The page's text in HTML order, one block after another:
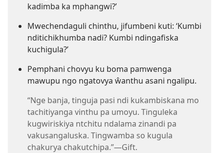
kadimba ka mphangwi?’
Mwechendaguli chinthu, jifumbeni kuti: ‘Kumbi
nditichikhumba nadi? Kumbi ndingafiska
kuchigula?’
Pemphani chovyu ku boma pamwenga
mawupu ngo ngatovya ŵanthu asani ngalipu.
“Nge banja, tinguja pasi ndi kukambiskana mo
tachitiyanga vinthu pa umoyu. Tinguleka
kugwiriskiya ntchitu ndalama zinandi pa
vakusangaluska. Tingwamba so kugula
chakurya chakutchipa.”​—Gift.